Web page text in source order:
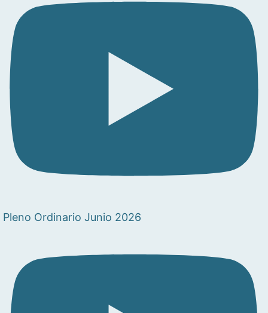
Pleno Ordinario Junio 2026